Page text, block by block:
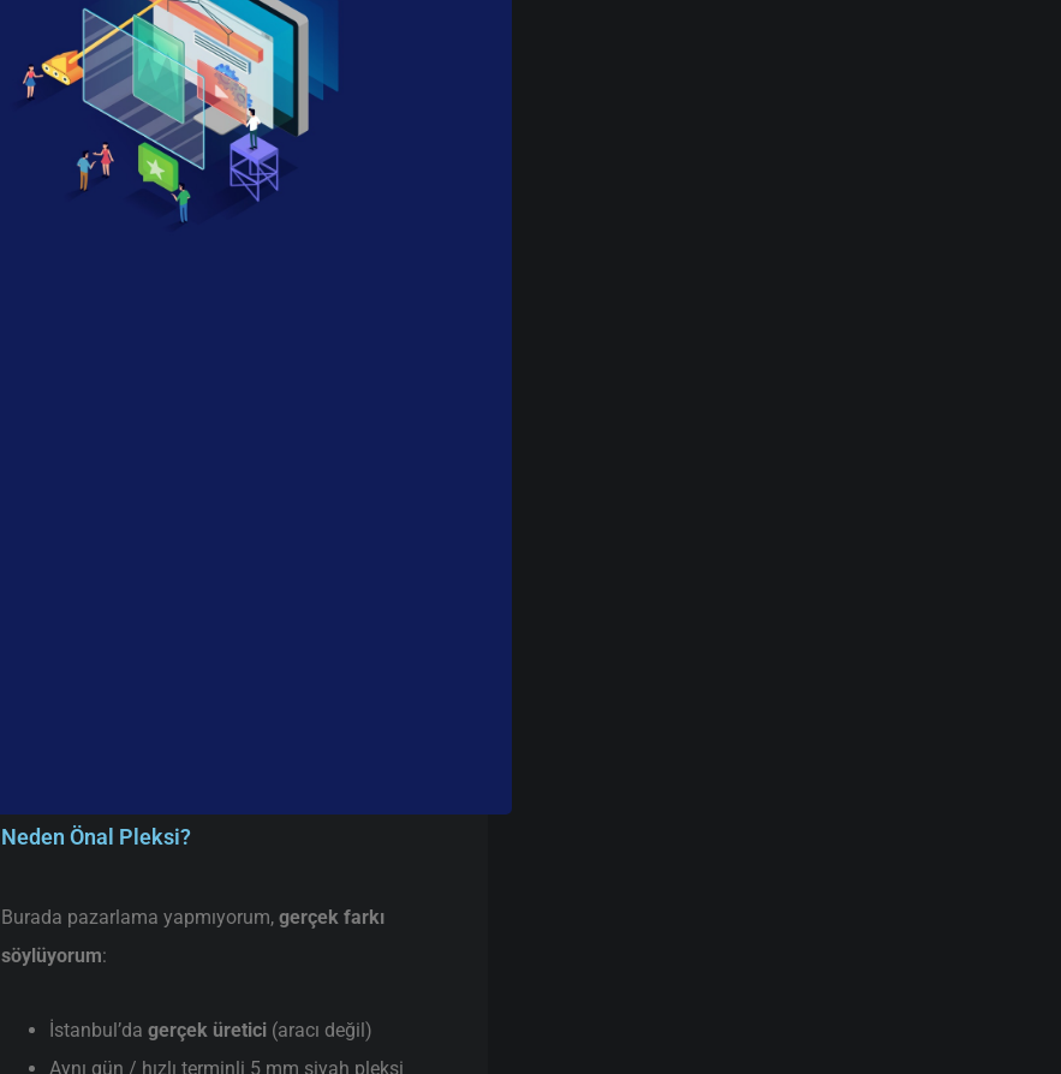
Neden Önal Pleksi?
Burada pazarlama yapmıyorum, gerçek farkı
söylüyorum:
İstanbul’da gerçek üretici(aracı değil)
Aynı gün / hızlı terminli 5 mm siyah pleksi